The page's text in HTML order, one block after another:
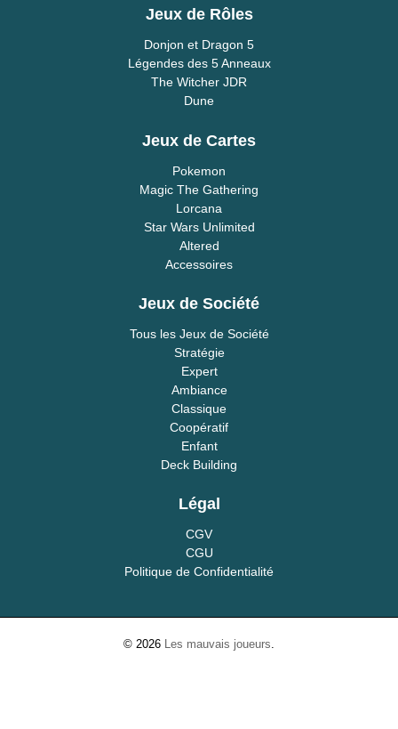
Jeux de Rôles
Donjon et Dragon 5
Légendes des 5 Anneaux
The Witcher JDR
Dune
Jeux de Cartes
Pokemon
Magic The Gathering
Lorcana
Star Wars Unlimited
Altered
Accessoires
Jeux de Société
Tous les Jeux de Société
Stratégie
Expert
Ambiance
Classique
Coopératif
Enfant
Deck Building
Légal
CGV
CGU
Politique de Confidentialité
© 2026 Les mauvais joueurs.